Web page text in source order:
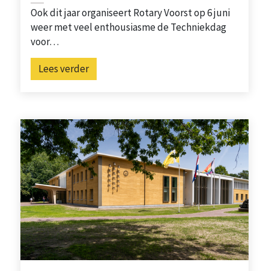
Ook dit jaar organiseert Rotary Voorst op 6 juni
weer met veel enthousiasme de Techniekdag
voor…
Lees verder